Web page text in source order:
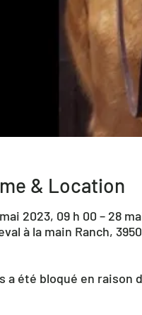
& Location
2023, 09 h 00 – 28
à la main Ranch,
a été bloqué en